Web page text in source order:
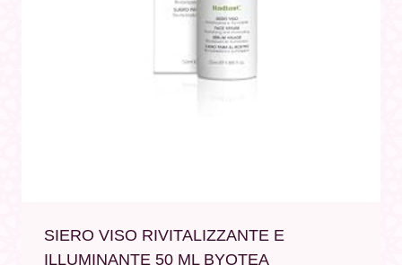
SIERO VISO RIVITALIZZANTE E
ILLUMINANTE 50 ML BYOTEA